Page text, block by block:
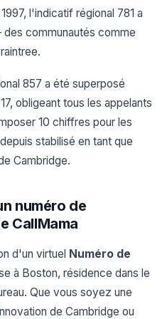
l'indicatif régional 781 a
des communautés comme
857 a été superposé
obligeant tous les appelants
10 chiffres pour les
stabilisé en tant que
Cambridge.
numéro de
CallMama
d'un virtuel Numéro de
à Boston, résidence dans le
Que vous soyez une
de Cambridge ou